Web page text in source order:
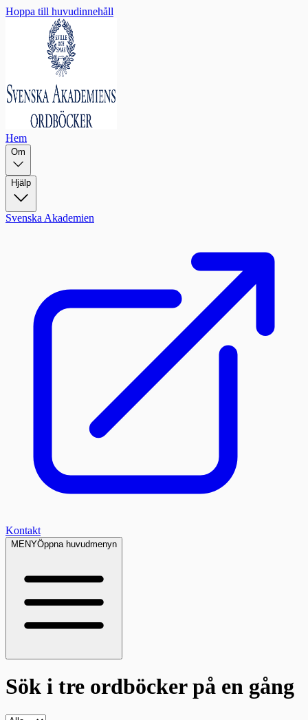
Hoppa till huvudinnehåll
Hem
Om
Hjälp
Svenska Akademien
Kontakt
MENYÖppna huvudmenyn
Sök i tre ordböckerpå en gång